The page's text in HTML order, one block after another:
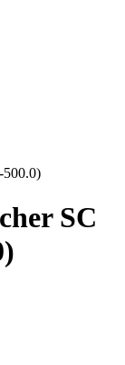
500.0)
SC